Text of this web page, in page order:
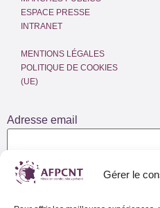
Gérer le
ESPACE PRESSE
INTRANET
MENTIONS LÉGALES
POLITIQUE DE COOKIES
(UE)
Adresse email
Lettre d’info de l’AFPCNT